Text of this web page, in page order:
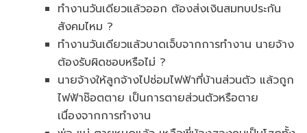
ทำงานวันเดียวแล้วออก ต้องส่งเงินสมทบประกัน
สังคมไหม ?
ทำงานวันเดียวแล้วบาดเจ็บจากการทำงาน นายจ้าง
ต้องรับผิดชอบหรือไม่ ?
นายจ้างให้ลูกจ้างไปซ่อมไฟฟ้าที่บ้านส่วนตัว แล้วถูก
ไฟฟ้าช๊อตตาย เป็นการตายส่วนตัวหรือตาย
เนื่องจากการทำงาน